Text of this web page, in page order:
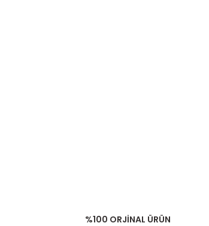
%100 ORJİNAL ÜRÜN